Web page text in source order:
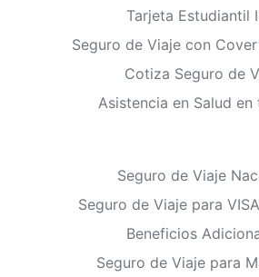
Tarjeta Estudiantil
Seguro de Viaje con
Cotiza Seguro de
Asistencia en Salud en
Seguro de Viaje
Seguro de Viaje para
Beneficios
Seguro de Viaje para